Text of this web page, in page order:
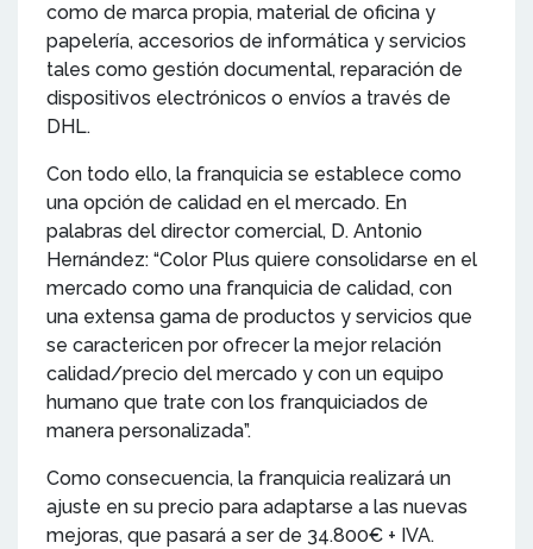
como de marca propia, material de oficina y
papelería, accesorios de informática y servicios
tales como gestión documental, reparación de
dispositivos electrónicos o envíos a través de
DHL.
Con todo ello, la franquicia se establece como
una opción de calidad en el mercado. En
palabras del director comercial, D. Antonio
Hernández: “Color Plus quiere consolidarse en el
mercado como una franquicia de calidad, con
una extensa gama de productos y servicios que
se caractericen por ofrecer la mejor relación
calidad/precio del mercado y con un equipo
humano que trate con los franquiciados de
manera personalizada”.
Como consecuencia, la franquicia realizará un
ajuste en su precio para adaptarse a las nuevas
mejoras, que pasará a ser de 34.800€ + IVA.